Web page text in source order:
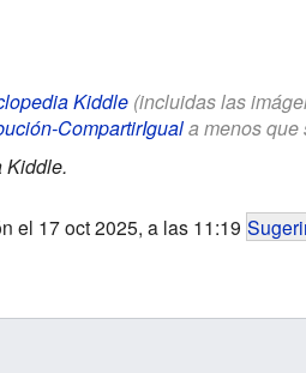
Kiddle(incluidas las
CompartirIguala menos que
Kiddle.
el 17 oct 2025, a las 11:19